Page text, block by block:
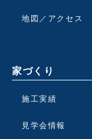
地図／アクセス
家づくり
施工実績
見学会情報